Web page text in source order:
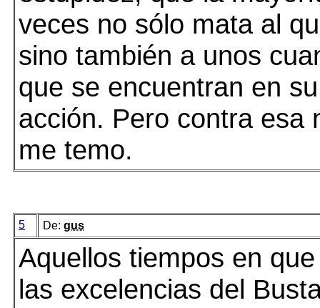
veces no sólo mata al
sino también a unos
que se encuentran en
acción. Pero contra esa
me temo.
5 De: gus
Aquellos tiempos en
las excelencias del